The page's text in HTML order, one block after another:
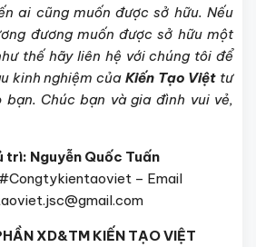
ai cũng muốn được sở hữu. Nếu
đương muốn được sở hữu một
thế hãy liên hệ với chúng tôi để
kinh nghiệm của Kiến Tạo Việt tư
Chúc bạn và gia đình vui vẻ,
trì: Nguyễn Quốc Tuấn
– Email
XD&TM KIẾN TẠO VIỆT